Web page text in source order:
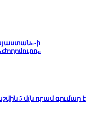
ի
5 մլն դրամ գումար է